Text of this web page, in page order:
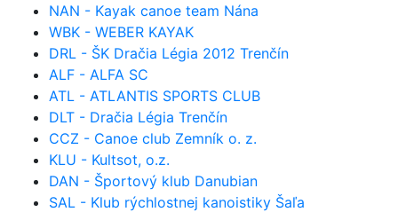
NAN - Kayak canoe team Nána
WBK - WEBER KAYAK
DRL - ŠK Dračia Légia 2012 Trenčín
ALF - ALFA SC
ATL - ATLANTIS SPORTS CLUB
DLT - Dračia Légia Trenčín
CCZ - Canoe club Zemník o. z.
KLU - Kultsot, o.z.
DAN - Športový klub Danubian
SAL - Klub rýchlostnej kanoistiky Šaľa